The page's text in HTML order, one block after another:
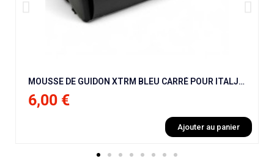
MOUSSE DE GUIDON XTRM BLEU CARRÉ POUR ITALJET MX50 9 CV / NRG / BHR / NRG / KRAFTMULLER
6,00 €
Ajouter au panier